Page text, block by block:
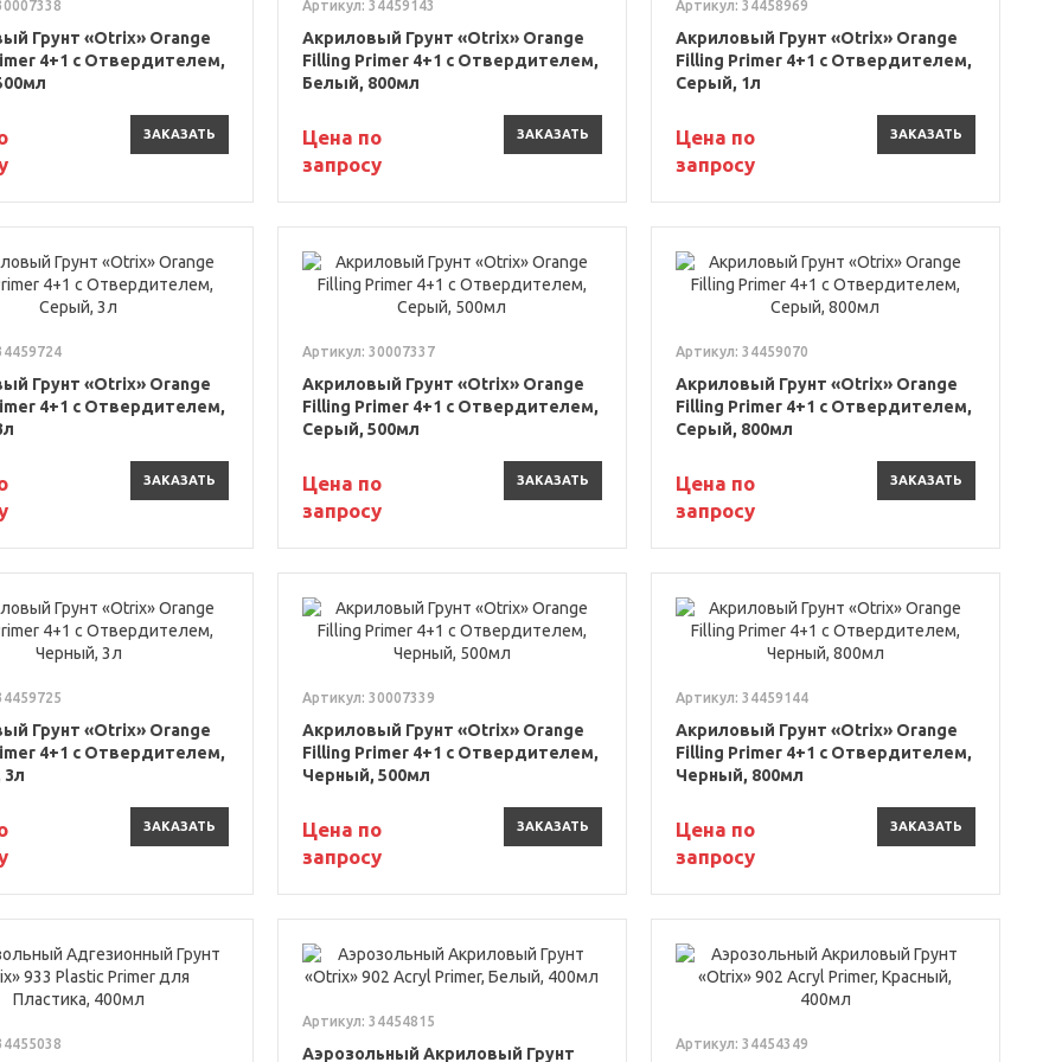
Грунт «Otrix» Orange
4+1 с Отвердителем,
ЗАКАЗАТЬ
Артикул: 34459143
Акриловый Грунт «Otrix» Orange
Filling Primer 4+1 с Отвердителем,
Белый, 800мл
Цена по
запросу
ЗАКАЗАТЬ
Артикул: 34458969
Акриловый Грунт «Otrix» Orange
Filling Primer 4+1 с Отвердителем,
Серый, 1л
Цена по
запросу
ЗАКАЗАТЬ
Грунт «Otrix» Orange
4+1 с Отвердителем,
ЗАКАЗАТЬ
Артикул: 30007337
Акриловый Грунт «Otrix» Orange
Filling Primer 4+1 с Отвердителем,
Серый, 500мл
Цена по
запросу
ЗАКАЗАТЬ
Артикул: 34459070
Акриловый Грунт «Otrix» Orange
Filling Primer 4+1 с Отвердителем,
Серый, 800мл
Цена по
запросу
ЗАКАЗАТЬ
Грунт «Otrix» Orange
4+1 с Отвердителем,
ЗАКАЗАТЬ
Артикул: 30007339
Акриловый Грунт «Otrix» Orange
Filling Primer 4+1 с Отвердителем,
Черный, 500мл
Цена по
запросу
ЗАКАЗАТЬ
Артикул: 34459144
Акриловый Грунт «Otrix» Orange
Filling Primer 4+1 с Отвердителем,
Черный, 800мл
Цена по
запросу
ЗАКАЗАТЬ
Артикул: 34454815
Аэрозольный Акриловый Грунт
Артикул: 34454349